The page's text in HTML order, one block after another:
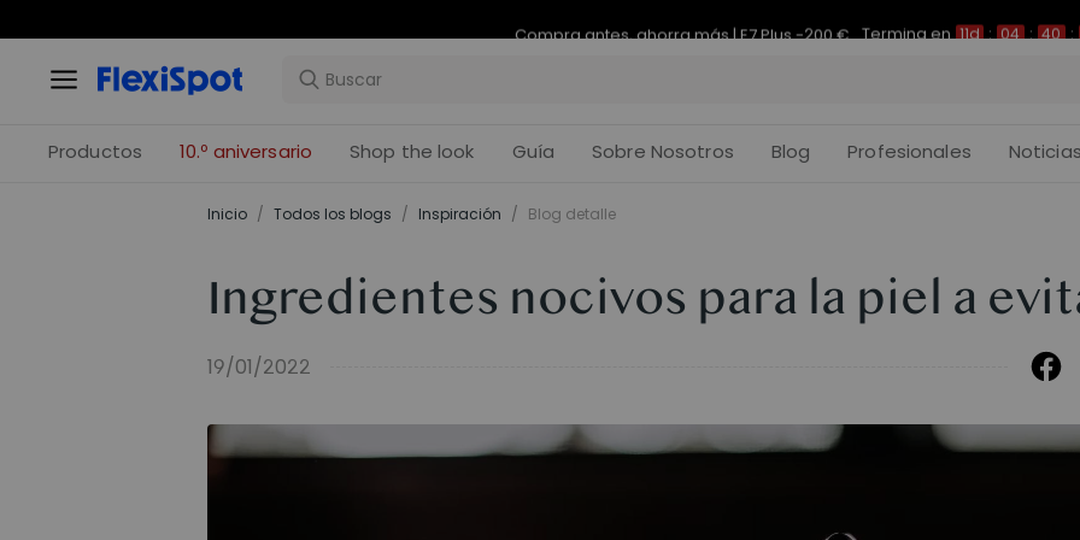
Productos 10.º aniversario Shop the look Guía Sobre Nosotros Blog Profesionales Noticias
Inicio / Todos los blogs / Inspiración / Blog detalle
Ingredientes nocivos para la piel a
19/01/2022